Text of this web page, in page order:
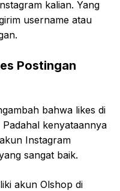
kalian. Yang
username atau
Postingan
bahwa likes di
kenyataannya
Instagram
sangat baik.
akun Olshop di